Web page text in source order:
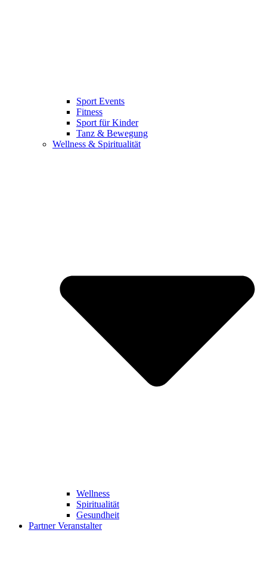
Sport Events
Fitness
Sport für Kinder
Tanz & Bewegung
Wellness & Spiritualität
Wellness
Spiritualität
Gesundheit
Partner Veranstalter